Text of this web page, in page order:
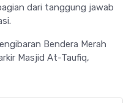
dari tanggung jawab
Bendera Merah
Masjid At-Taufiq,